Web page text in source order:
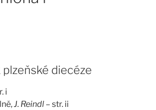
diecéze
i
J. Reindl – str. ii